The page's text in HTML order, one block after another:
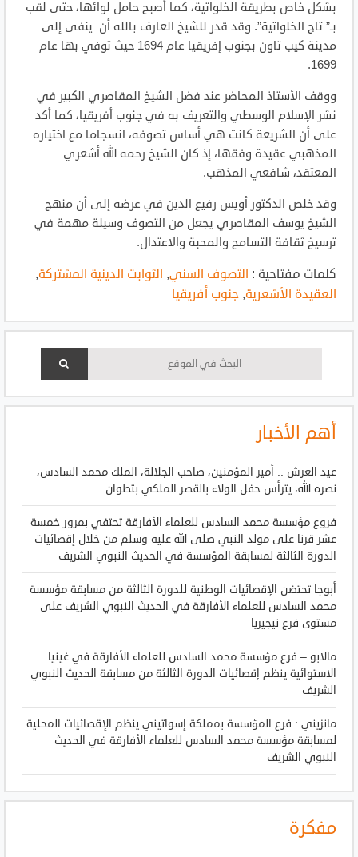
بشكل خاص بطريقة الخلواتية، كما أصبح حامل لوائها، حتى لقب
بـ” تاج الخلواتية”. وقد قدر للشيخ العارف بالله أن ينفى إلى
مدينة كيب تاون بجنوب إفريقيا عام 1694 حيث توفي بها عام
1699.
ووقف الأستاذ المحاضر عند فضل الشيخ المقاصري الكبير في
نشر الإسلام الوسطي والتعريف به في جنوب أفريقيا، كما أكد
على أن الشريعة كانت هي أساس تصوفه، انسجاما مع اختياره
المذهبي عقيدة وفقها، إذ كان الشيخ رحمه الله أشعري
المعتقد، شافعي المذهب.
وقد خلص الدكتور أويس رفيع الدين في عرضه إلى أن منهج
الشيخ يوسف المقاصري يجعل من التصوف وسيلة مهمة في
ترسيخ ثقافة التسامح والمحبة والاعتدال.
كلمات مفتاحية : التصوف السني, الثوابت الدينية المشتركة,
العقيدة الأشعرية, جنوب أفريقيا
أهم الأخبار
عيد العرش .. أمير المؤمنين، صاحب الجلالة، الملك محمد السادس،
نصره الله، يترأس حفل الولاء بالقصر الملكي بتطوان
فروع مؤسسة محمد السادس للعلماء الأفارقة تحتفي بمرور خمسة
عشر قرنا على مولد النبي صلى الله عليه وسلم من خلال إقصائيات
الدورة الثالثة لمسابقة المؤسسة في الحديث النبوي الشريف
أبوجا تحتضن الإقصائيات الوطنية للدورة الثالثة من مسابقة مؤسسة
محمد السادس للعلماء الأفارقة في الحديث النبوي الشريف على
مستوى فرع نيجيريا
مالابو – فرع مؤسسة محمد السادس للعلماء الأفارقة في غينيا
الاستوائية ينظم إقصائيات الدورة الثالثة من مسابقة الحديث النبوي
الشريف
مانزيني : فرع المؤسسة بمملكة إسواتيني ينظم الإقصائيات المحلية
لمسابقة مؤسسة محمد السادس للعلماء الأفارقة في الحديث
النبوي الشريف
مفكرة